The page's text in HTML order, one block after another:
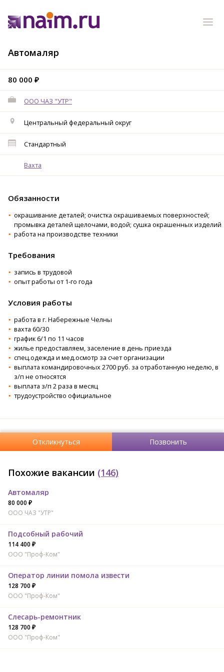
Автомаляр
80 000 ₽
ООО ЧАЗ "УТР"
Центральный федеральный округ
Стандартный
Вахта
Обязанности
окрашивание деталей; очистка окрашиваемых поверхностей;
промывка деталей щелочами, водой; сушка окрашенных изделий
работа на производстве техники
Требования
запись в трудовой
опыт работы от 1-го года
Условия работы
работа в г. Набережные Челны
вахта 60/30
график 6/1 по 11 часов
жилье предоставляем, заселение в день приезда
спец.одежда и мед.осмотр за счет организации
выплата командировочных 2700 руб. за отработанную неделю, в
з/п не относятся
выплата з/п 2 раза в месяц
трудоустройство официальное
Откликнуться Позвонить
Похожие вакансии (146)
Автомаляр
80 000 ₽
ООО ЧАЗ "УТР"
Подсобный рабочий
114 400 ₽
ООО "Проф-Ком"
Оператор линии помола извести
128 700 ₽
ООО "Проф-Ком"
Слесарь-ремонтник
128 700 ₽
ООО "Проф-Ком"